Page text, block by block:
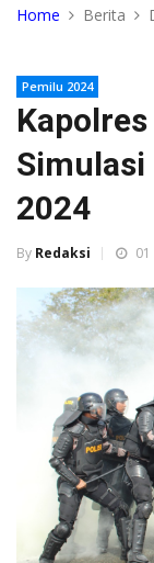
Home Berita
Pemilu 2024
Simulasi
2024
By Redaksi